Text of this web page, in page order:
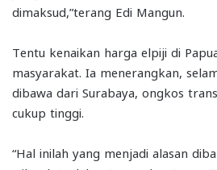
dimaksud,”terang Edi Mangun.
Tentu kenaikan harga elpiji di
masyarakat. Ia menerangkan,
dibawa dari Surabaya, ongkos
cukup tinggi.
“Hal inilah yang menjadi alasan